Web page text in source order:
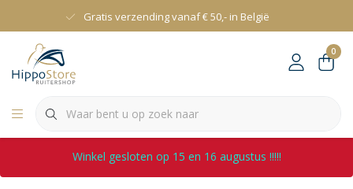
Gratis verzending vanaf € 50,- in België
0
Winkel gesloten op 15 en 16 augustus !!!!!